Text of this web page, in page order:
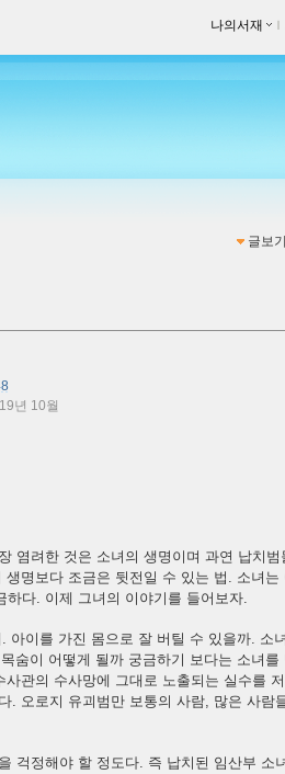
나의서재 ｌ
글보기
년 10월
염려한 것은 소녀의 생명이며 과연 납치
명보다 조금은 뒷전일 수 있는 법. 소녀
다. 이제 그녀의 이야기를 들어보자.
아이를 가진 몸으로 잘 버틸 수 있을까. 소
숨이 어떻게 될까 궁금하기 보다는 소녀를
관의 수사망에 그대로 노출되는 실수를
. 오로지 유괴범만 보통의 사람, 많은 사람
걱정해야 할 정도다. 즉 납치된 임산부 소